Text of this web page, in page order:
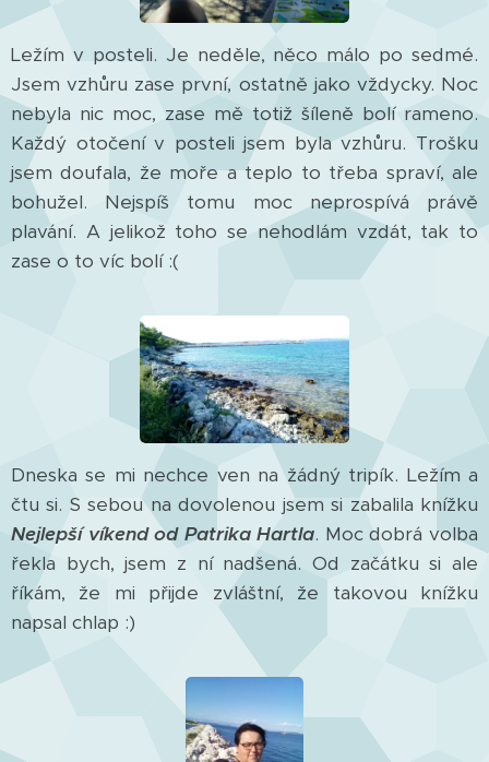
Ležím v posteli. Je neděle, něco málo po sedmé.
Jsem vzhůru zase první, ostatně jako vždycky. Noc
nebyla nic moc, zase mě totiž šíleně bolí rameno.
Každý otočení v posteli jsem byla vzhůru. Trošku
jsem doufala, že moře a teplo to třeba spraví, ale
bohužel. Nejspíš tomu moc neprospívá právě
plavání. A jelikož toho se nehodlám vzdát, tak to
zase o to víc bolí :(
Dneska se mi nechce ven na žádný tripík. Ležím a
čtu si. S sebou na dovolenou jsem si zabalila knížku
Nejlepší víkend od Patrika Hartla. Moc dobrá volba
řekla bych, jsem z ní nadšená. Od začátku si ale
říkám, že mi přijde zvláštní, že takovou knížku
napsal chlap :)